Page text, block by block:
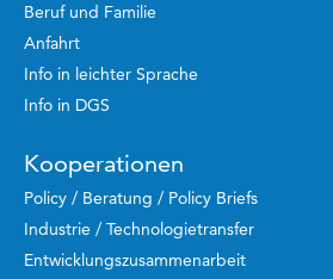
Beruf und Familie
Anfahrt
Info in leichter Sprache
Info in DGS
Kooperationen
Policy / Beratung / Policy Briefs
Industrie / Technologietransfer
Entwicklungszusammenarbeit